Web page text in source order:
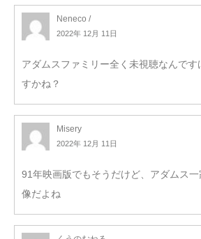
Neneco /
2022年 12月 11日
アダムスファミリー全く未視聴なんです
すかね？
Misery
2022年 12月 11日
91年映画版でもそうだけど、アダムス
像だよね